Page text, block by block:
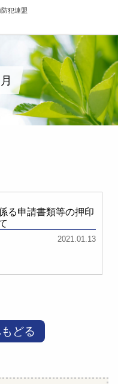
犯連盟
る申請書類等の押印
2021.01.13
どる